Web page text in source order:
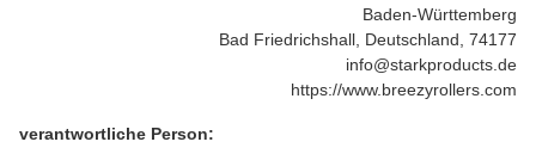
Baden-Württemberg
Bad Friedrichshall, Deutschland, 74177
info@starkproducts.de
https://www.breezyrollers.com
verantwortliche Person: